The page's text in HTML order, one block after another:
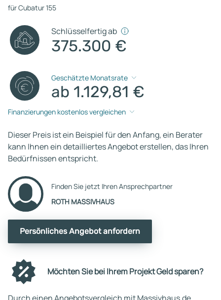
für Cubatur 155
Schlüsselfertig ab
375.300 €
Geschätzte Monatsrate
ab 1.129,81 €
Finanzierungen kostenlos vergleichen
Dieser Preis ist ein Beispiel für den Anfang, ein Berater
kann Ihnen ein detailliertes Angebot erstellen, das Ihren
Bedürfnissen entspricht.
Finden Sie jetzt Ihren Ansprechpartner
ROTH MASSIVHAUS
Persönliches Angebot anfordern
Möchten Sie bei Ihrem Projekt Geld sparen?